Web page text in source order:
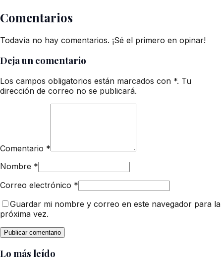
Comentarios
Todavía no hay comentarios. ¡Sé el primero en opinar!
Deja un comentario
Los campos obligatorios están marcados con *. Tu
dirección de correo no se publicará.
Comentario *
Nombre *
Correo electrónico *
Guardar mi nombre y correo en este navegador para la
próxima vez.
Lo más leído